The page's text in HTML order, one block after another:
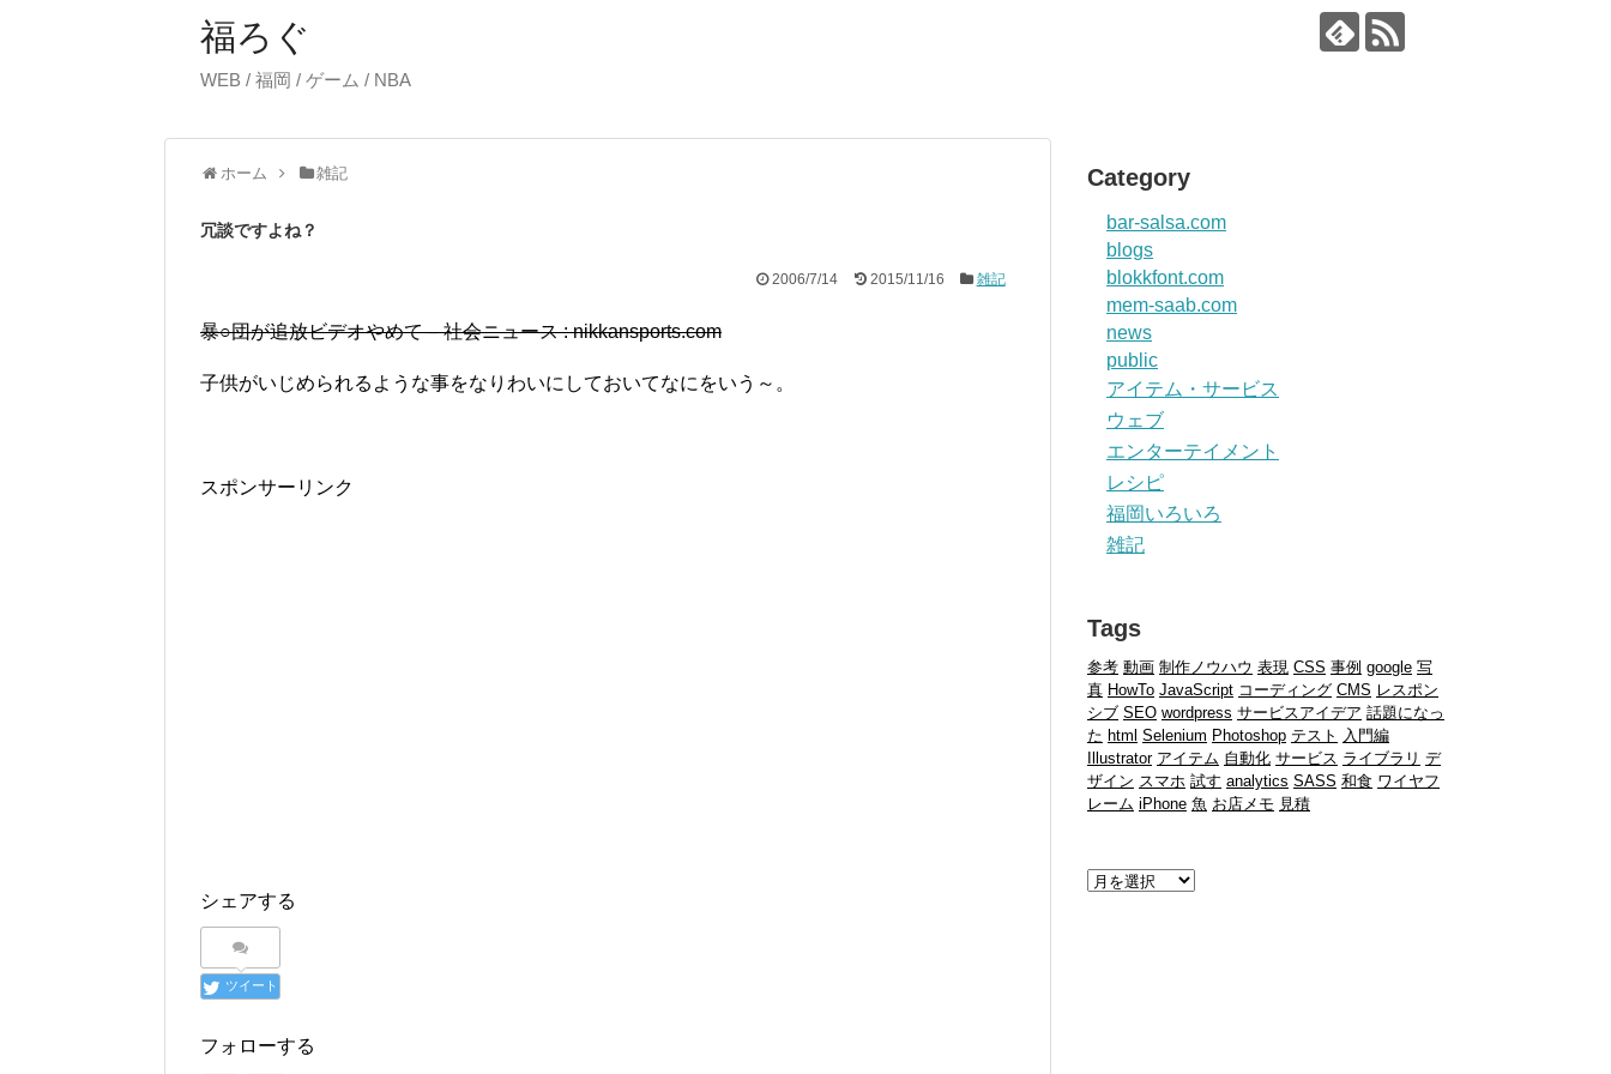
福ろぐ
WEB / 福岡 / ゲーム / NBA
ホーム 雑記
冗談ですよね？
2006/7/14 2015/11/16 雑記
暴○団が追放ビデオやめて – 社会ニュース : nikkansports.com
子供がいじめられるような事をなりわいにしておいてなにをいう～。
スポンサーリンク
シェアする
ツイート
フォローする
Category
bar-salsa.com
blogs
blokkfont.com
mem-saab.com
news
public
アイテム・サービス
ウェブ
エンターテイメント
レシピ
福岡いろいろ
雑記
Tags
参考 動画 制作ノウハウ 表現 CSS 事例 google 写
真 HowTo JavaScript コーディング CMS レスポン
シブ SEO wordpress サービスアイデア 話題になっ
た html Selenium Photoshop テスト 入門編
Illustrator アイテム 自動化 サービス ライブラリ デ
ザイン スマホ 試す analytics SASS 和食 ワイヤフ
レーム iPhone 魚 お店メモ 見積